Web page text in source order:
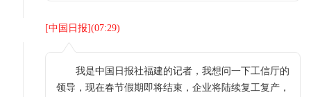
[中国日报](07:29)
我是中国日报社福建的记者，我想问一下工信厅的
领导，现在春节假期即将结束，企业将陆续复工复产，